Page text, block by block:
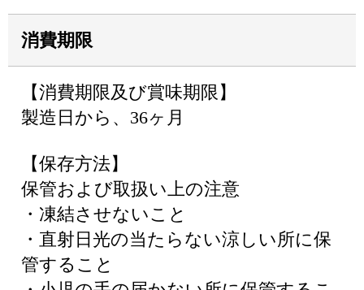
消費期限
【消費期限及び賞味期限】
製造日から、36ヶ月
【保存方法】
保管および取扱い上の注意
・凍結させないこと
・直射日光の当たらない涼しい所に保
管すること